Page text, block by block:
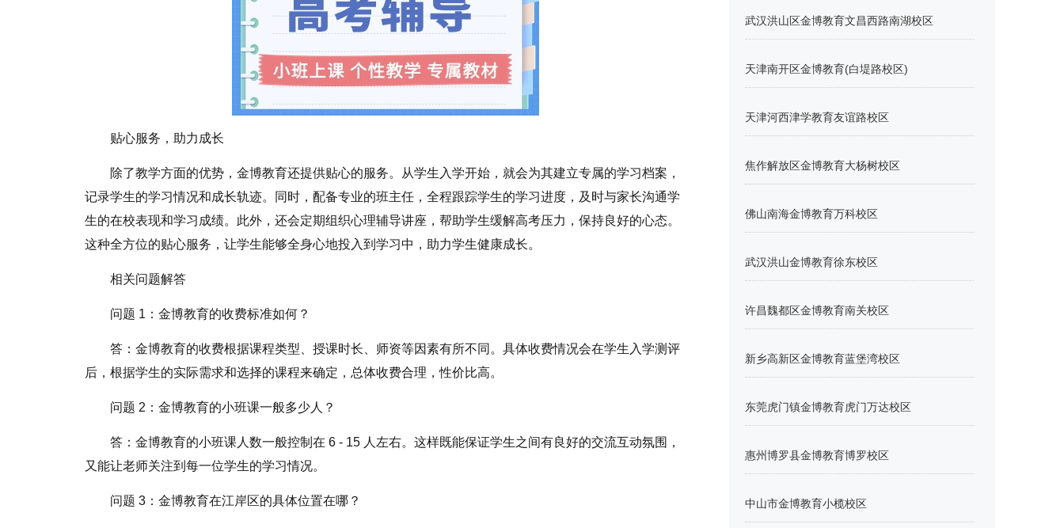
贴心服务，助力成长
除了教学方面的优势，金博教育还提供贴心的服务。从学生入学开始，就会为其建立专属的学习档案，
记录学生的学习情况和成长轨迹。同时，配备专业的班主任，全程跟踪学生的学习进度，及时与家长沟通学
生的在校表现和学习成绩。此外，还会定期组织心理辅导讲座，帮助学生缓解高考压力，保持良好的心态。
这种全方位的贴心服务，让学生能够全身心地投入到学习中，助力学生健康成长。
相关问题解答
问题 1：金博教育的收费标准如何？
答：金博教育的收费根据课程类型、授课时长、师资等因素有所不同。具体收费情况会在学生入学测评
后，根据学生的实际需求和选择的课程来确定，总体收费合理，性价比高。
问题 2：金博教育的小班课一般多少人？
答：金博教育的小班课人数一般控制在 6 - 15 人左右。这样既能保证学生之间有良好的交流互动氛围，
又能让老师关注到每一位学生的学习情况。
问题 3：金博教育在江岸区的具体位置在哪？
武汉洪山区金博教育文昌西路南湖校区
天津南开区金博教育(白堤路校区)
天津河西津学教育友谊路校区
焦作解放区金博教育大杨树校区
佛山南海金博教育万科校区
武汉洪山金博教育徐东校区
许昌魏都区金博教育南关校区
新乡高新区金博教育蓝堡湾校区
东莞虎门镇金博教育虎门万达校区
惠州博罗县金博教育博罗校区
中山市金博教育小榄校区